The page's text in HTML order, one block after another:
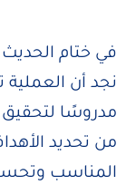
في ختام
نجد أن
مدروسًا لتحقيق
من تحديد
المناسب